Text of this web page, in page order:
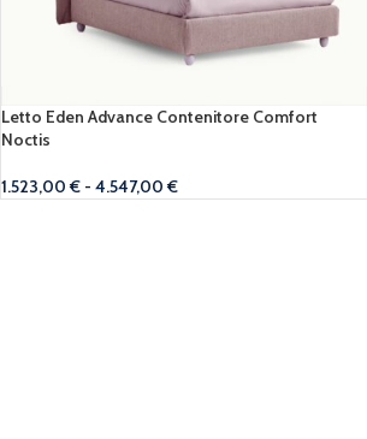
Letto Eden Advance Contenitore Comfort
Noctis
1.523,00€ - 4.547,00€